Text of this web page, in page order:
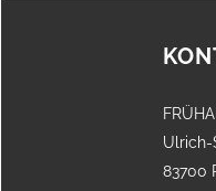
Ulrich-
83700